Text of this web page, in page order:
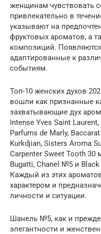
женщинам чувствовать
привлекательно в
указывают на
фруктовых ароматов, а
композиций.
адаптированные к
событиям.
Топ-10 женских духов
вошли как признанные
захватывающие дух
Intense Yves Saint
Parfums de Marly,
Kurkdjian, Sisters Aroma
Carpenter Sweet Tooth 30
Bugatti, Chanel №5 и Black
Каждый из этих
характером и
личности и ситуации.
Шанель №5, как и
элегантности и